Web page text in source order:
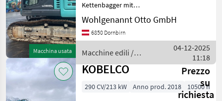
Macchina usata
Kettenbagger mit
Vollhydraulischem
Schnellwechsler OQ80
Macchine edili Escavatori
Wohlgenannt Otto GmbH
6850 Dornbirn
Macchine edili /
Kobelco
04-12-2025
11:18
KOBELCO
Prezzo
su
richiesta
290 CV/213 kW Anno prod. 2018 10500 h